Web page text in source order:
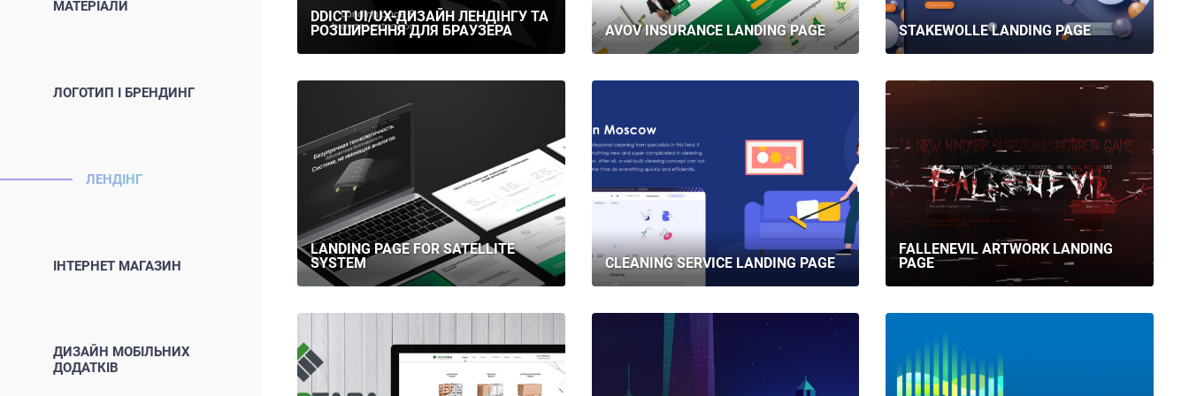
ДИЗАЙН МОБІЛЬНИХ
ДОДАТКІВ
ІНТЕРНЕТ МАГАЗИН
ЛЕНДІНГ
ЛОГОТИП І БРЕНДИНГ
МАТЕРІАЛИ
DDICT UI/UX-ДИЗАЙН ЛЕНДІНГУ ТА
РОЗШИРЕННЯ ДЛЯ БРАУЗЕРА
AVOV INSURANCE LANDING PAGE STAKEWOLLE LANDING PAGE
LANDING PAGE FOR SATELLITE
SYSTEM
CLEANING SERVICE LANDING PAGE
FALLENEVIL ARTWORK LANDING
PAGE